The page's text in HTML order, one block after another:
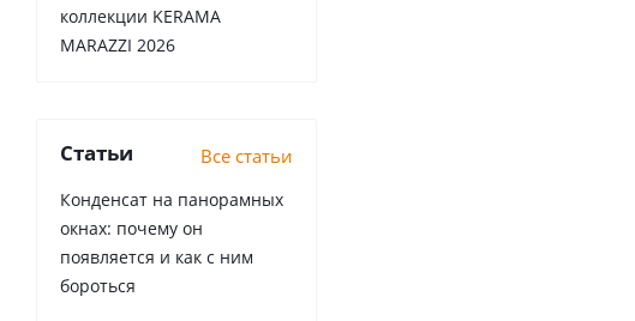
коллекции KERAMA
MARAZZI 2026
Статьи Все статьи
Конденсат на панорамных
окнах: почему он
появляется и как с ним
бороться